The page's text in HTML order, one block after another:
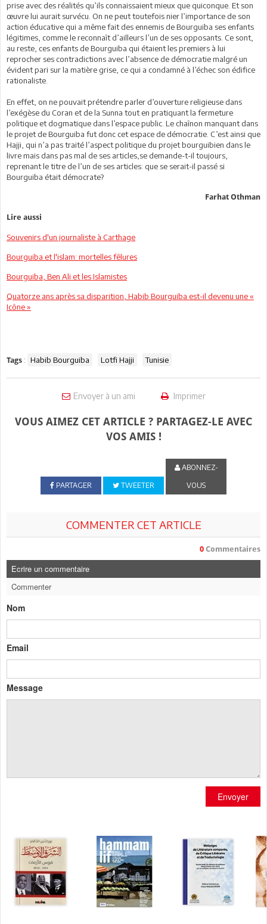
prise avec des réalités qu’ils connaissaient mieux que quiconque. Et son
œuvre lui aurait survécu. On ne peut toutefois nier l’importance de son
action éducative qui a même fait des ennemis de Bourguiba ses enfants
légitimes, comme le reconnaît d’ailleurs l’un de ses opposants. Ce sont,
au reste, ces enfants de Bourguiba qui étaient les premiers à lui
reprocher ses contradictions avec l’absence de démocratie malgré un
évident pari sur la matière grise, ce qui a condamné à l’échec son édifice
rationaliste.
En effet, on ne pouvait prétendre parler d’ouverture religieuse dans
l’exégèse du Coran et de la Sunna tout en pratiquant la fermeture
politique et dogmatique dans l’espace public. Le chaînon manquant dans
le projet de Bourguiba fut donc cet espace de démocratie. C’est ainsi que
Hajji, qui n’a pas traité l’aspect politique du projet bourguibien dans le
livre mais dans pas mal de ses articles,se demande-t-il toujours,
reprenant le titre de l’un de ses articles: que se serait-il passé si
Bourguiba était démocrate?
Farhat Othman
Lire aussi
Souvenirs d'un journaliste à Carthage
Bourguiba et l'islam: mortelles fêlures
Bourguiba, Ben Ali et les Islamistes
Quatorze ans après sa disparition, Habib Bourguiba est-il devenu une «
Icône »
Tags : Habib Bourguiba Lotfi Hajji Tunisie
Envoyer à un ami Imprimer
VOUS AIMEZ CET ARTICLE ? PARTAGEZ-LE AVEC
VOS AMIS !
PARTAGER TWEETER
ABONNEZ-
VOUS
COMMENTER CET ARTICLE
0 Commentaires
Ecrire un commentaire
Commenter
Nom
Email
Message
Envoyer